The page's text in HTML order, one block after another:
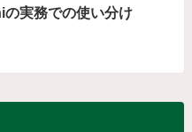
の実務での使い分け